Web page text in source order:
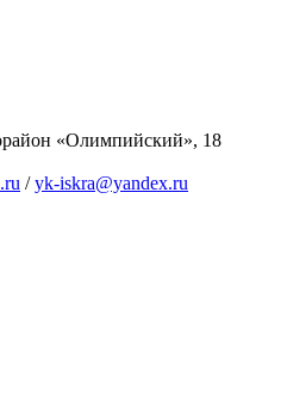
«Олимпийский», 18
/yk-iskra@yandex.ru